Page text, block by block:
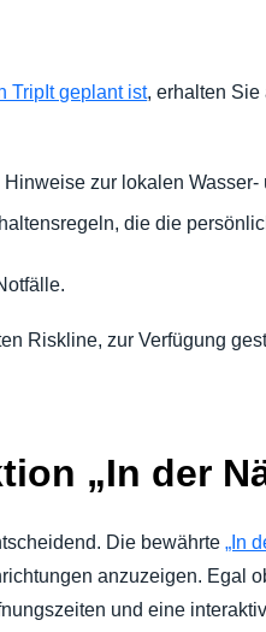
TripIt geplant ist, erhalten Sie
zur lokalen Wasser-
die die
Riskline, zur Verfügung
„In der
Die bewährte„In
anzuzeigen. Egal
und eine